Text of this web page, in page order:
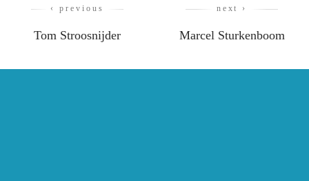
‹ previous
Tom Stroosnijder
next ›
Marcel Sturkenboom